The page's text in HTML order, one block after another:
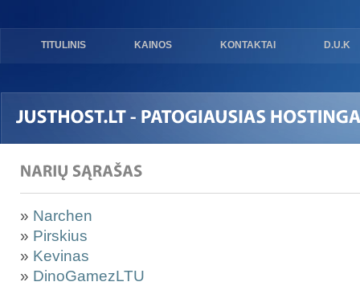
TITULINIS KAINOS KONTAKTAI D.U.K
» Narchen
» Pirskius
» Kevinas
» DinoGamezLTU